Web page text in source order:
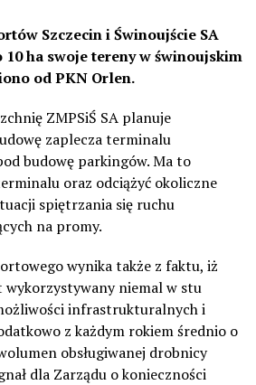
Szczecin i Świnoujście SA
10 ha swoje tereny w świnoujskim
od PKN Orlen.
ZMPSiŚ SA planuje
zaplecza terminalu
budowę parkingów. Ma to
oraz odciążyć okoliczne
spiętrzania się ruchu
na promy.
wynika także z faktu, iż
niemal w stu
infrastrukturalnych i
z każdym rokiem średnio o
obsługiwanej drobnicy
dla Zarządu o konieczności